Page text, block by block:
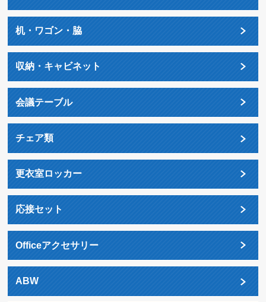
机・ワゴン・脇
収納・キャビネット
会議テーブル
チェア類
更衣室ロッカー
応接セット
Officeアクセサリー
ABW